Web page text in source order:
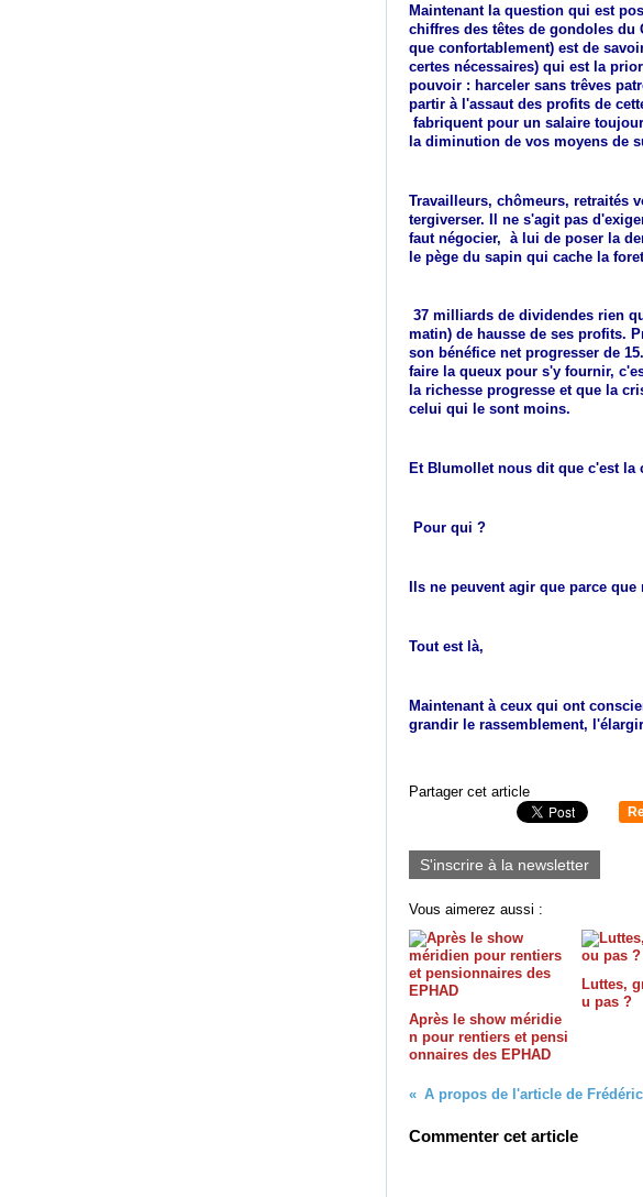
Maintenant la question qui est
chiffres des têtes de gondoles du
que confortablement) est de
certes nécessaires) qui est la
pouvoir : harceler sans trêves
partir à l'assaut des profits de
fabriquent pour un salaire
la diminution de vos moyens de
Travailleurs, chômeurs, retraités
tergiverser. Il ne s'agit pas
faut négocier, à lui de poser la
le pège du sapin qui cache la
37 milliards de dividendes rien
matin) de hausse de ses profits.
son bénéfice net progresser de
faire la queux pour s'y fournir,
la richesse progresse et que la
celui qui le sont moins.
Et Blumollet nous dit que c'est la
Pour qui ?
Ils ne peuvent agir que parce
Tout est là,
Maintenant à ceux qui ont
grandir le rassemblement,
Partager cet article
S'inscrire à la newsletter
Vous aimerez aussi :
Après le show méridie
n pour rentiers et pensi
onnaires des EPHAD
Luttes,
u pas ?
Commenter cet article